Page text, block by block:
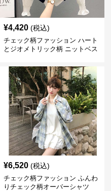
¥4,420 (税込)
チェック柄ファッション ハート
とジオメトリック柄 ニットベス
¥6,520 (税込)
チェック柄ファッション ふんわ
りチェック柄オーバーシャツ